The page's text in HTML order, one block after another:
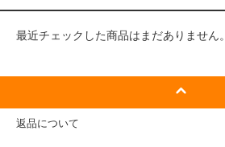
最近チェックした商品はまだありません。
返品について